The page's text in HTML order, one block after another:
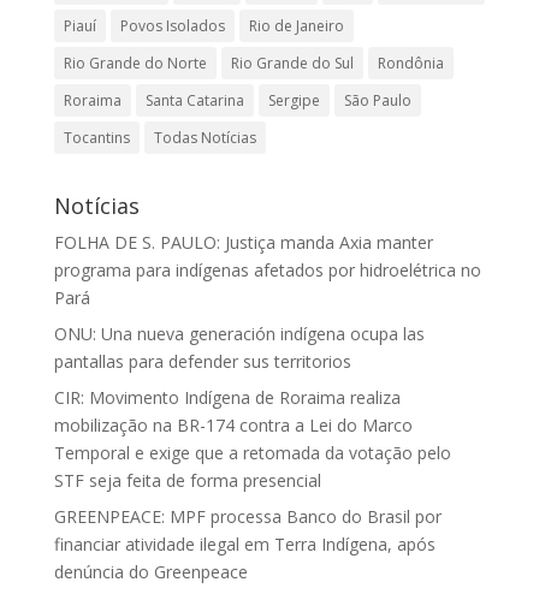
Piauí
Povos Isolados
Rio de Janeiro
Rio Grande do Norte
Rio Grande do Sul
Rondônia
Roraima
Santa Catarina Sergipe
São Paulo
Tocantins
Todas Notícias
Notícias
FOLHA DE S. PAULO: Justiça manda Axia manter
programa para indígenas afetados por hidroelétrica no
Pará
ONU: Una nueva generación indígena ocupa las
pantallas para defender sus territorios
CIR: Movimento Indígena de Roraima realiza
mobilização na BR-174 contra a Lei do Marco
Temporal e exige que a retomada da votação pelo
STF seja feita de forma presencial
GREENPEACE: MPF processa Banco do Brasil por
financiar atividade ilegal em Terra Indígena, após
denúncia do Greenpeace